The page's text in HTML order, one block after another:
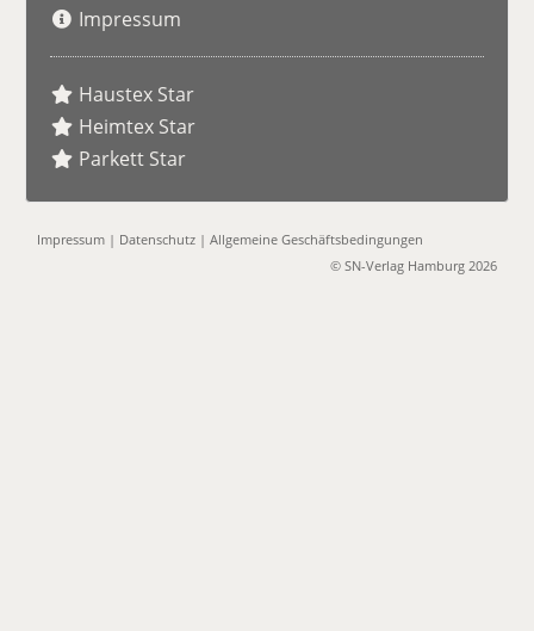
Impressum
Haustex Star
Heimtex Star
Parkett Star
Impressum | Datenschutz |Allgemeine Geschäftsbedingungen
© SN-Verlag Hamburg 2026